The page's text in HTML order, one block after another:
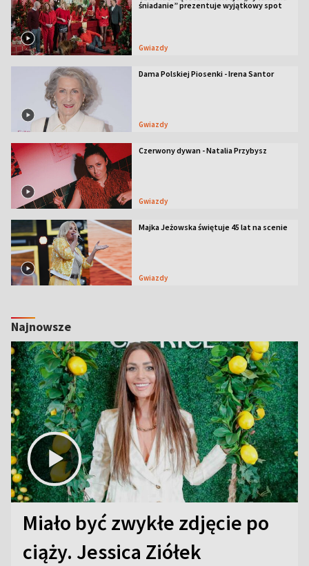
śniadanie” prezentuje wyjątkowy spot
Gwiazdy
Dama Polskiej Piosenki - Irena Santor
Gwiazdy
Czerwony dywan - Natalia Przybysz
Gwiazdy
Majka Jeżowska świętuje 45 lat na scenie
Gwiazdy
Najnowsze
Miało być zwykłe zdjęcie po
ciąży. Jessica Ziółek